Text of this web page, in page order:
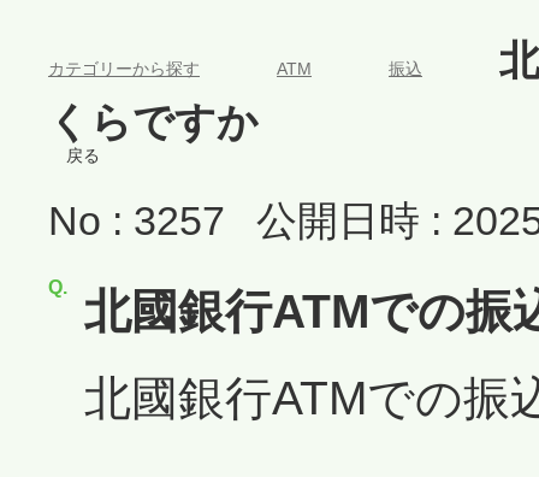
カテゴリーから探す ATM 振込
くらですか
戻る
No : 3257 公開日時 :
北國銀行ATMでの振
北國銀行ATMでの振